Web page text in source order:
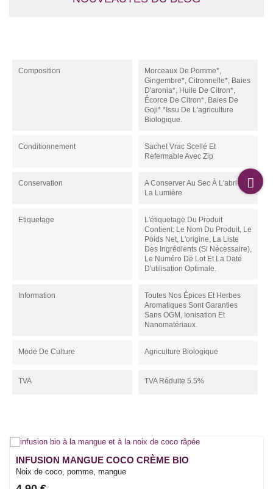
Composition
Morceaux De Pomme*,
Gingembre*, Citronnelle*, Baies
D'aronia*, Huile De Citron*,
Écorce De Citron*, Baies De
Goji*.*Issu De L'agriculture
Biologique.
Conditionnement
Sachet Vrac Scellé Et
Refermable Avec Zip
Conservation
A Conserver Au Sec À L'abri De
La Lumière
Etiquetage
L'étiquetage Du Produit
Contient: Le Nom Du Produit, Le
Poids Net, L'origine, La Liste
Des Ingrédients (si Nécessaire),
Le Numéro De Lot Et La Date
D'utilisation Optimale.
Information
Toutes Nos Épices Et Herbes
Aromatiques Sont Garanties
Sans OGM, Ionisation Et
Nanomatériaux.
Mode De Culture Agriculture Biologique
TVA TVA Réduite 5.5%
INFUSION MANGUE COCO CRÈME BIO
Noix de coco, pomme, mangue